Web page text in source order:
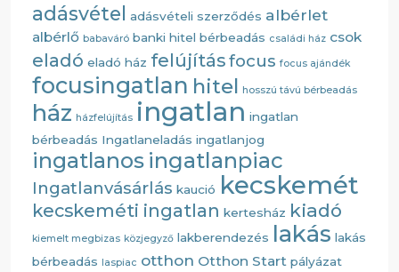
adásvétel adásvételi szerződés albérlet
albérlő babaváró banki hitel bérbeadás családi ház csok
eladó eladó ház felújításfocus focus ajándék
focusingatlan hitel hosszú távú bérbeadás
ház házfelújítás ingatlan ingatlan
bérbeadás Ingatlaneladás ingatlanjog
ingatlanos ingatlanpiac
Ingatlanvásárlás kaució kecskemét
kecskeméti ingatlan kertesház kiadó
kiemelt megbizas közjegyző lakberendezés lakás lakás
bérbeadás laspiac otthon Otthon Start pályázat